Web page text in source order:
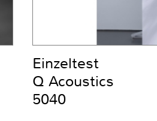
Einzeltest
Q Acoustics
5040